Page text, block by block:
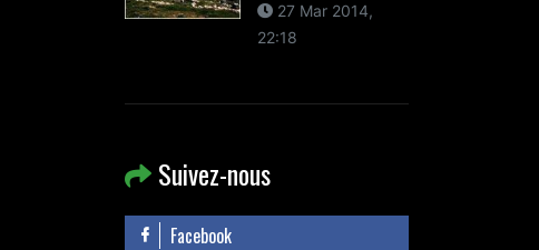
27 Mar 2014,
22:18
Suivez-nous
Facebook